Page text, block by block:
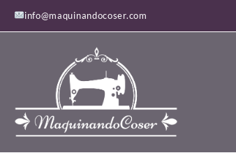
contenido
info@maquinandocoser.com